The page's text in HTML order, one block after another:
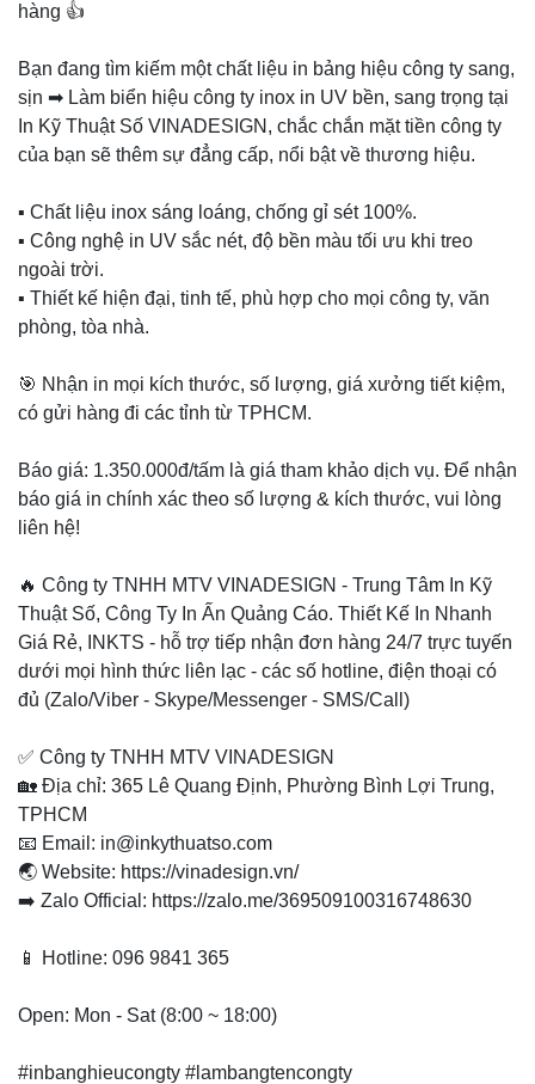
hàng 👍
Bạn đang tìm kiếm một chất liệu in bảng hiệu công ty sang,
sịn ➡ Làm biển hiệu công ty inox in UV bền, sang trọng tại
In Kỹ Thuật Số VINADESIGN, chắc chắn mặt tiền công ty
của bạn sẽ thêm sự đẳng cấp, nổi bật về thương hiệu.
▪️ Chất liệu inox sáng loáng, chống gỉ sét 100%.
▪️ Công nghệ in UV sắc nét, độ bền màu tối ưu khi treo
ngoài trời.
▪️ Thiết kế hiện đại, tinh tế, phù hợp cho mọi công ty, văn
phòng, tòa nhà.
🎯 Nhận in mọi kích thước, số lượng, giá xưởng tiết kiệm,
có gửi hàng đi các tỉnh từ TPHCM.
Báo giá: 1.350.000đ/tấm là giá tham khảo dịch vụ. Để nhận
báo giá in chính xác theo số lượng & kích thước, vui lòng
liên hệ!
🔥 Công ty TNHH MTV VINADESIGN - Trung Tâm In Kỹ
Thuật Số, Công Ty In Ấn Quảng Cáo. Thiết Kế In Nhanh
Giá Rẻ, INKTS - hỗ trợ tiếp nhận đơn hàng 24/7 trực tuyến
dưới mọi hình thức liên lạc - các số hotline, điện thoại có
đủ (Zalo/Viber - Skype/Messenger - SMS/Call)
✅ Công ty TNHH MTV VINADESIGN
🏡 Địa chỉ: 365 Lê Quang Định, Phường Bình Lợi Trung,
TPHCM
📧 Email: in@inkythuatso.com
🌏 Website: https://vinadesign.vn/
➡️ Zalo Official: https://zalo.me/369509100316748630
📱 Hotline: 096 9841 365
Open: Mon - Sat (8:00 ~ 18:00)
#inbanghieucongty #lambangtencongty